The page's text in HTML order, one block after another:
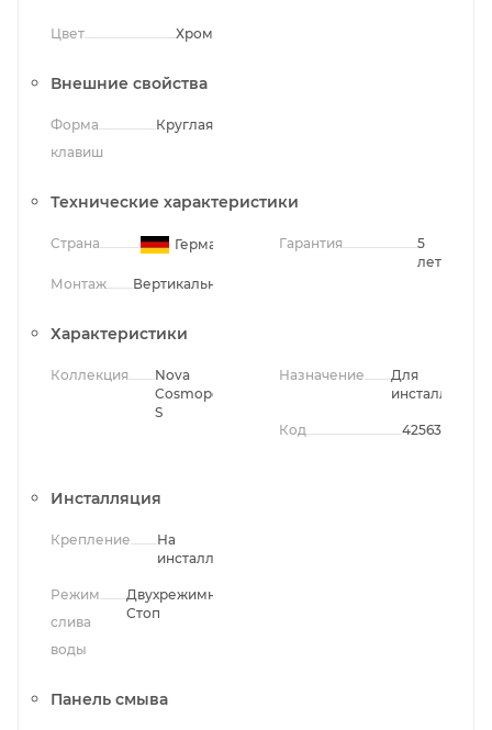
Цвет Хром
Внешние свойства
Форма
клавиш
Круглая
Технические характеристики
Страна Германия
Монтаж Вертикальный
Гарантия
5
лет
Характеристики
Коллекция
Nova
Cosmopolitan
S
Назначение
Для
инсталляции
Код 42563
Инсталляция
Крепление
На
инсталляцию
Режим
слива
воды
Двухрежимный;Однорежимный;Старт-
Стоп
Панель смыва